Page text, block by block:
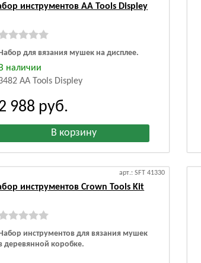
инструментов AA Tools Displey
для вязания мушек на дисплее.
В наличии
AA Tools Displey
988 руб.
арт.: SFT 41330
инструментов Crown Tools Kit
инструментов для вязания мушек
деревянной коробке.